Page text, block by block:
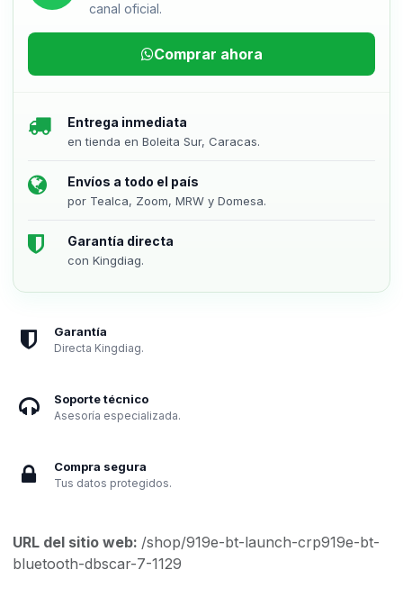
canal oficial.
Comprar ahora
Entrega inmediata
en tienda en Boleita Sur, Caracas.
Envíos a todo el país
por Tealca, Zoom, MRW y Domesa.
Garantía directa
con Kingdiag.
Garantía
Directa Kingdiag.
Soporte técnico
Asesoría especializada.
Compra segura
Tus datos protegidos.
URL del sitio web: /shop/919e-bt-launch-crp919e-bt-
bluetooth-dbscar-7-1129